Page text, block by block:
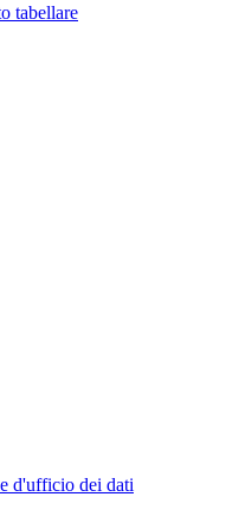
tabellare
d'ufficio dei dati